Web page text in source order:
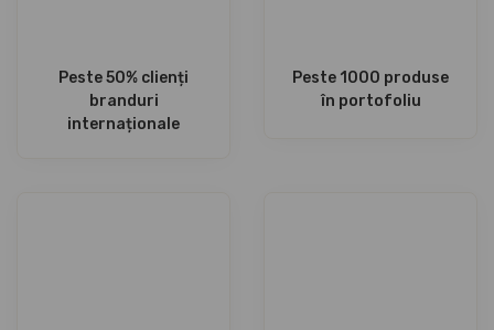
Peste 50% clienți
branduri
internaționale
Peste 1000 produse
în portofoliu